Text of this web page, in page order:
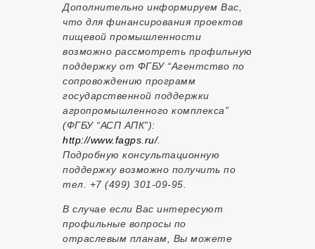
Дополнительно информируем Вас,
что для финансирования проектов
пищевой промышленности
возможно рассмотреть профильную
поддержку от ФГБУ “Агентство по
сопровождению программ
государственной поддержки
агропромышленного комплекса”
(ФГБУ “АСП АПК”):
http://www.fagps.ru/.
Подробную консультационную
поддержку возможно получить по
тел. +7 (499) 301-09-95.
В случае если Вас интересуют
профильные вопросы по
отраслевым планам, Вы можете